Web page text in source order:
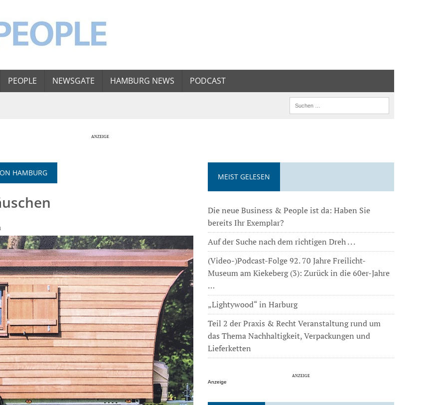
PEOPLE NEWSGATE HAMBURG NEWS PODCAST
HAMBURG MEIST GELESEN
Die neue Business & People ist da: Haben Sie
bereits Ihr Exemplar?
Auf der Suche nach dem richtigen Dreh . . .
(Video-)Podcast-Folge 92. 70 Jahre Freilicht-
Museum am Kiekeberg (3): Zurück in die 60er-Jahre
…
„Lightywood“ in Harburg
Teil 2 der Praxis & Recht Veranstaltung rund um
das Thema Nachhaltigkeit, Verpackungen und
Lieferketten
Anzeige